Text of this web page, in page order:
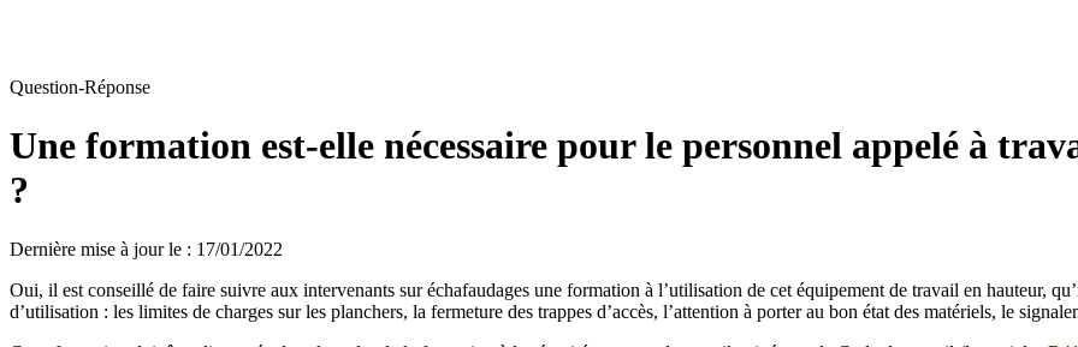
Question-Réponse
Une formation est-elle nécessaire pour le personnel appelé à
?
Dernière mise à jour le : 17/01/2022
Oui, il est conseillé de faire suivre aux intervenants sur échafaudages une formation à l’utilisation de cet équipement de travail en hauteur,
d’utilisation : les limites de charges sur les planchers, la fermeture des trappes d’accès, l’attention à porter au bon état des matériels, le